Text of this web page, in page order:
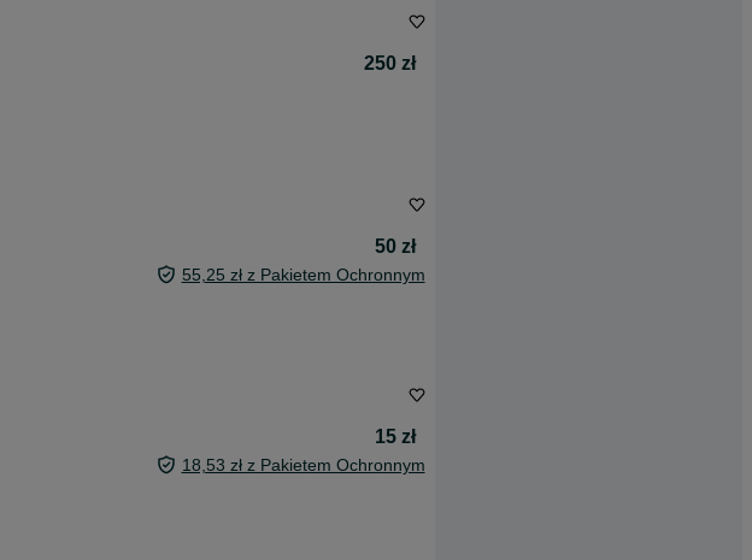
250 zł
50 zł
55,25 zł z Pakietem Ochronnym
15 zł
18,53 zł z Pakietem Ochronnym